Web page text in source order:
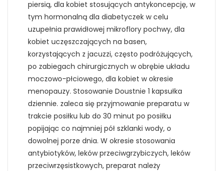
piersią, dla kobiet stosujących antykoncepcję, w
tym hormonalną dla diabetyczek w celu
uzupełnia prawidłowej mikroflory pochwy, dla
kobiet uczęszczających na basen,
korzystających z jacuzzi, często podróżujących,
po zabiegach chirurgicznych w obrębie układu
moczowo-płciowego, dla kobiet w okresie
menopauzy. Stosowanie Doustnie 1 kapsułka
dziennie. zaleca się przyjmowanie preparatu w
trakcie posiłku lub do 30 minut po posiłku
popijając co najmniej pół szklanki wody, o
dowolnej porze dnia. W okresie stosowania
antybiotyków, leków przeciwgrzybiczych, leków
przeciwrzęsistkowych, preparat należy